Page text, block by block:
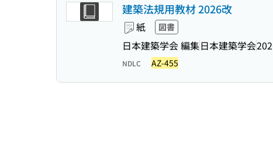
建築法規用教材 2026改
紙 図書
日本建築学会 編集日本建築学会
NDLC AZ-455